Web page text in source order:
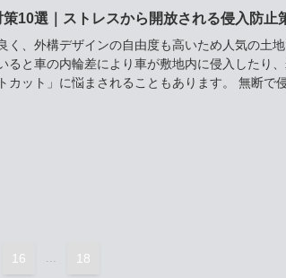
10選｜ストレスから開放される侵入防止
く、外構デザインの自由度も高いため人気の土
ると車の内輪差により車が敷地内に侵入したり
カット」に悩まされることもあります。 無断で侵
16 18